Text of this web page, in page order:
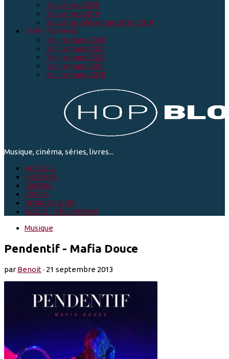
Top séries 2020
Top séries 2019
Top séries décennie 2010-2019
TOPS ROMANS
Top romans 2024
Top romans 2023
Top romans 2022
Top romans 2021
Top romans 2020
Musique, cinéma, séries, livres...
ACCUEIL
MUSIQUE
CINEMA
SÉRIES
ROMANS & BD
RADIO - TELEVISION
Musique
Pendentif - Mafia Douce
parBenoit· 21 septembre 2013